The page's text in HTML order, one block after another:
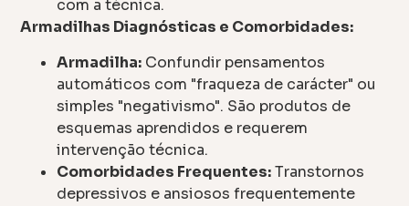
com a técnica.
Armadilhas Diagnósticas e Comorbidades:
Armadilha: Confundir pensamentos
automáticos com "fraqueza de carácter" ou
simples "negativismo". São produtos de
esquemas aprendidos e requerem
intervenção técnica.
Comorbidades Frequentes:Transtornos
depressivos e ansiosos frequentemente